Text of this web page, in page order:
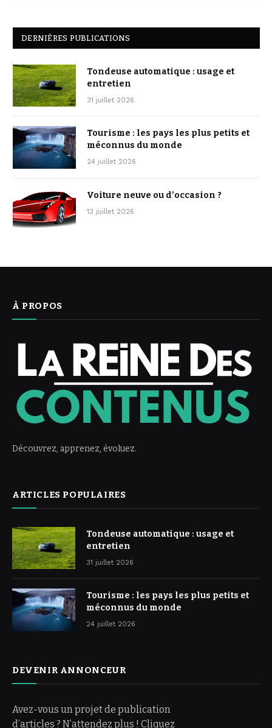
DERNIÈRES PUBLICATIONS
Tondeuse automatique : usage et
entretien
31 juillet 2026
Tourisme : les pays les plus petits et
méconnus du monde
24 juillet 2026
Voiture neuve ou d’occasion ?
13 juillet 2026
À PROPOS
Découvrez, apprenez, évoluez.
ARTICLES POPULAIRES
Tondeuse automatique : usage et
entretien
31 juillet 2026
Tourisme : les pays les plus petits et
méconnus du monde
24 juillet 2026
DEVENIR ANNONCEUR
Avez-vous un projet de publication
d’articles ? N’attendez plus ! Cliquez